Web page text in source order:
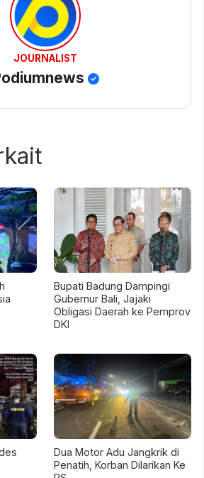
JOURNALIST
Bupati Badung Dampingi
Gubernur Bali, Jajaki
Obligasi Daerah ke Pemprov
DKI
Dua Motor Adu Jangkrik di
Penatih, Korban Dilarikan Ke